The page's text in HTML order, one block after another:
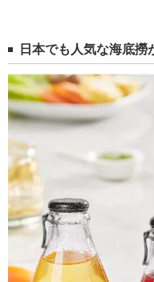
日本でも人気な海底